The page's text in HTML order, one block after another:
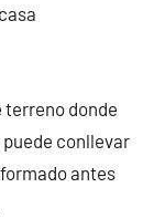
terreno donde
conllevar
antes